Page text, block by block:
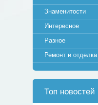
Знаменитости
Интересное
Разное
Ремонт и отделка
Топ новостей